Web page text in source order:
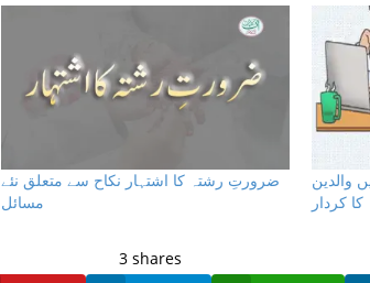
ضرورتِ رشتہ کا اشتہار نکاح سے متعلق نئے
مسائل
والدین
کا کردار
3 shares